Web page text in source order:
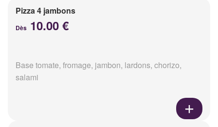
Pizza 4 jambons
Dès 10.00 €
Base tomate, fromage, jambon, lardons, chorizo,
salami